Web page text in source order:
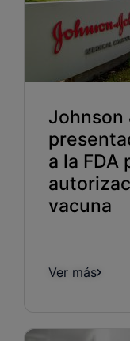
Johnson
a la FDA
vacuna
Ver más